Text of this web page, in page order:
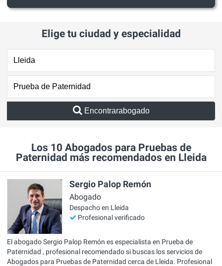
Elige tu ciudad y especialidad
Encontrarabogado
Los 10 Abogados para Pruebas de
Paternidad más recomendados en Lleida
Sergio Palop Remón
Abogado
Despacho en Lleida
Profesional verificado
El abogado Sergio Palop Remón es especialista en Prueba de
Paternidad , profesional recomendado si buscas los servicios de
Abogados para Pruebas de Paternidad cerca de Lleida. Profesional